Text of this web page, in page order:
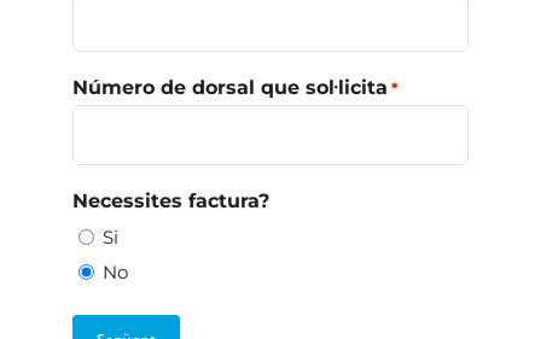
Número de dorsal que sol·licita *
Necessites factura?
Si
No